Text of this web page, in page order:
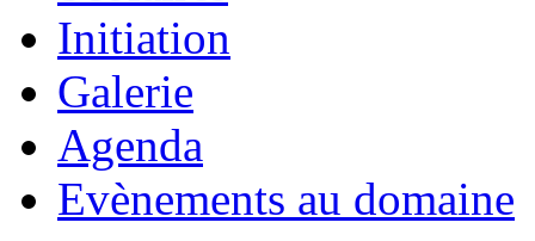
Initiation
Galerie
Agenda
Evènements au domaine